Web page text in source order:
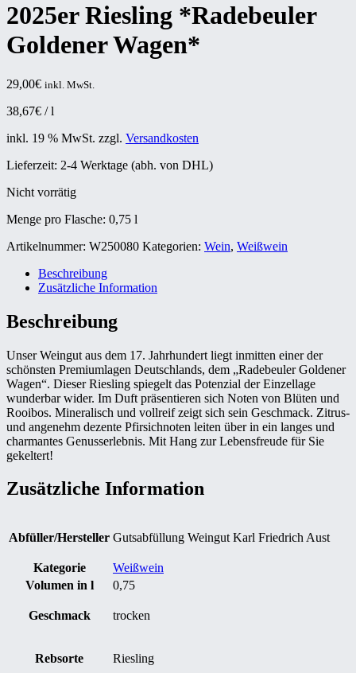
2025er Riesling *Radebeuler
Goldener Wagen*
29,00€ inkl. MwSt.
38,67€ /l
inkl. 19 % MwSt. zzgl. Versandkosten
Lieferzeit: 2-4 Werktage (abh. von DHL)
Nicht vorrätig
Menge pro Flasche: 0,75 l
Artikelnummer: W250080 Kategorien: Wein, Weißwein
Beschreibung
Zusätzliche Information
Beschreibung
Unser Weingut aus dem 17. Jahrhundert liegt inmitten einer der
schönsten Premiumlagen Deutschlands, dem „Radebeuler Goldener
Wagen“. Dieser Riesling spiegelt das Potenzial der Einzellage
wunderbar wider. Im Duft präsentieren sich Noten von Blüten und
Rooibos. Mineralisch und vollreif zeigt sich sein Geschmack. Zitrus-
und angenehm dezente Pfirsichnoten leiten über in ein langes und
charmantes Genusserlebnis. Mit Hang zur Lebensfreude für Sie
gekeltert!
Zusätzliche Information
Abfüller/Hersteller Gutsabfüllung Weingut Karl Friedrich Aust
Kategorie
Weißwein
Volumen in l
0,75
Geschmack trocken
Rebsorte Riesling